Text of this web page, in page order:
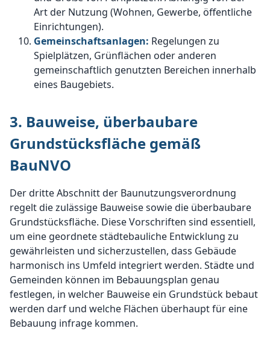
Art der Nutzung (Wohnen, Gewerbe, öffentliche
Einrichtungen).
Gemeinschaftsanlagen: Regelungen zu
Spielplätzen, Grünflächen oder anderen
gemeinschaftlich genutzten Bereichen innerhalb
eines Baugebiets.
3. Bauweise, überbaubare
Grundstücksfläche gemäß
BauNVO
Der dritte Abschnitt der Baunutzungsverordnung
regelt die zulässige Bauweise sowie die überbaubare
Grundstücksfläche. Diese Vorschriften sind essentiell,
um eine geordnete städtebauliche Entwicklung zu
gewährleisten und sicherzustellen, dass Gebäude
harmonisch ins Umfeld integriert werden. Städte und
Gemeinden können im Bebauungsplan genau
festlegen, in welcher Bauweise ein Grundstück bebaut
werden darf und welche Flächen überhaupt für eine
Bebauung infrage kommen.